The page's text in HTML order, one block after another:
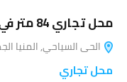
محل تجاري 84 متر في Square Mall – سكوير مول
الحى السياحي, المنيا
محل تجاري